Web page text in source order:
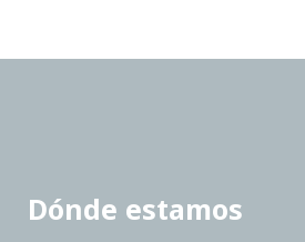
Dónde estamos